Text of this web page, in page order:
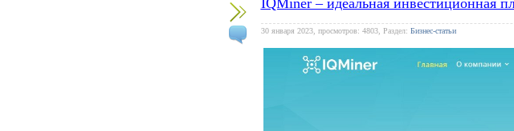
IQMiner – идеальная инвестиционная
30 января 2023, просмотров: 4803, Раздел: Бизнес-статьи